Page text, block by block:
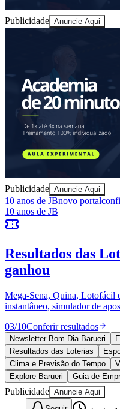
Publicidade Anuncie Aqui
Publicidade Anuncie Aqui